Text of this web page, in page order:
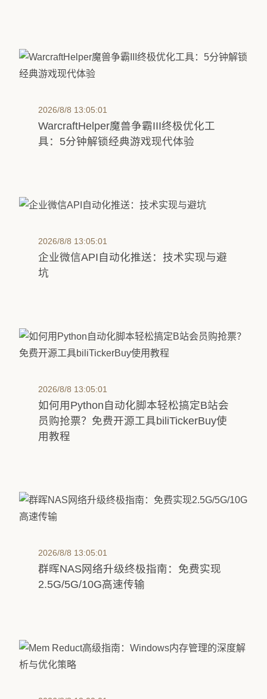
2026/8/8 13:05:01
WarcraftHelper魔兽争霸III终极优化工
具：5分钟解锁经典游戏现代体验
2026/8/8 13:05:01
企业微信API自动化推送：技术实现与避
坑
2026/8/8 13:05:01
如何用Python自动化脚本轻松搞定B站会
员购抢票？免费开源工具biliTickerBuy使
用教程
2026/8/8 13:05:01
群晖NAS网络升级终极指南：免费实现
2.5G/5G/10G高速传输